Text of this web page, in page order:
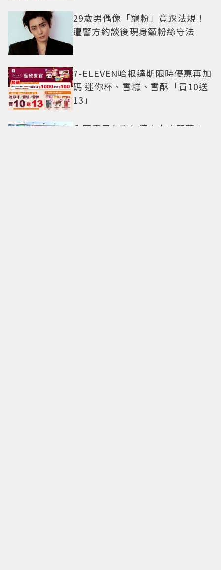
29歲男偶像「寵粉」竟踩法規！
遭警方約談後現身籲粉絲守法
7-ELEVEN哈根達斯限時優惠再加
碼 迷你杯、雪糕、雪酥「買10送
13」
全國電子台南仁德中山店開幕！